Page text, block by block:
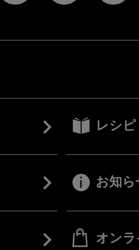
レシピ
お知ら
オン